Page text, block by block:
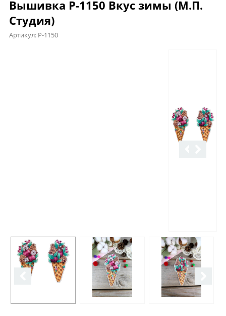
Вышивка Р-1150 Вкус зимы (М.П.
Студия)
Артикул: Р-1150